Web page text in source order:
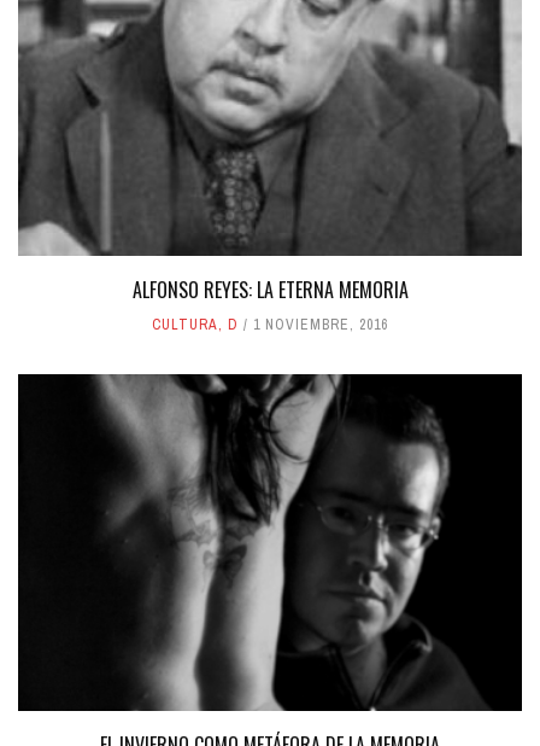
ALFONSO REYES: LA ETERNA MEMORIA
CULTURA, D 1 NOVIEMBRE, 2016